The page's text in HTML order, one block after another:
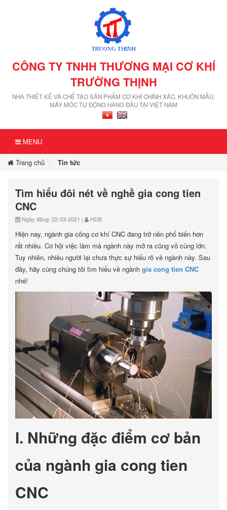
CÔNG TY TNHH THƯƠNG MẠI CƠ KHÍ
TRƯỜNG THỊNH
NHÀ THIẾT KẾ VÀ CHẾ TẠO SẢN PHẨM CƠ KHÍ CHÍNH XÁC, KHUÔN MẪU,
MÁY MÓC TỰ ĐỘNG HÀNG ĐẦU TẠI VIỆT NAM
MENU
Trang chủ Tin tức
Tìm hiểu đôi nét về nghề gia cong tien
CNC
Ngày đăng: 22-03-2021 | HDB
Hiện nay, ngành gia công cơ khí CNC đang trở nên phổ biến hơn
rất nhiều. Cơ hội việc làm mà ngành này mở ra cũng vô cùng lớn.
Tuy nhiên, nhiều người lại chưa thực sự hiểu rõ về ngành này. Sau
đây, hãy cùng chúng tôi tìm hiểu về ngành gia cong tien CNC
nhé!
I. Những đặc điểm cơ bản
của ngành gia cong tien
CNC